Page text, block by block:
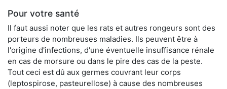
Pour votre santé
Il faut aussi noter que les rats et autres rongeurs sont des
porteurs de nombreuses maladies. Ils peuvent être à
l'origine d'infections, d'une éventuelle insuffisance rénale
en cas de morsure ou dans le pire des cas de la peste.
Tout ceci est dû aux germes couvrant leur corps
(leptospirose, pasteurellose) à cause des nombreuses